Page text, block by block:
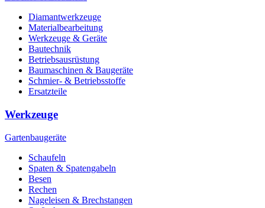
Diamantwerkzeuge
Materialbearbeitung
Werkzeuge & Geräte
Bautechnik
Betriebsausrüstung
Baumaschinen & Baugeräte
Schmier- & Betriebsstoffe
Ersatzteile
Werkzeuge
Gartenbaugeräte
Schaufeln
Spaten & Spatengabeln
Besen
Rechen
Nageleisen & Brechstangen